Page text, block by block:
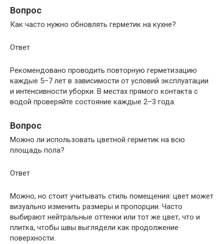
Вопрос
Как часто нужно обновлять герметик на кухне?
Ответ
Рекомендовано проводить повторную герметизацию
каждые 5–7 лет в зависимости от условий эксплуатации
и интенсивности уборки. В местах прямого контакта с
водой проверяйте состояние каждые 2–3 года.
Вопрос
Можно ли использовать цветной герметик на всю
площадь пола?
Ответ
Можно, но стоит учитывать стиль помещения: цвет может
визуально изменить размеры и пропорции. Часто
выбирают нейтральные оттенки или тот же цвет, что и
плитка, чтобы швы выглядели как продолжение
поверхности.